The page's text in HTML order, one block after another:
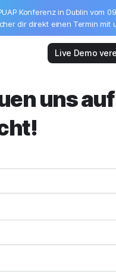
Konferenz in Dublin vom
dir direkt einen Termin mit
Live Demo
uns